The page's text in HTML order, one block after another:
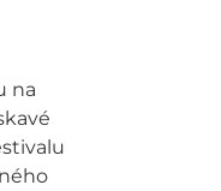
na